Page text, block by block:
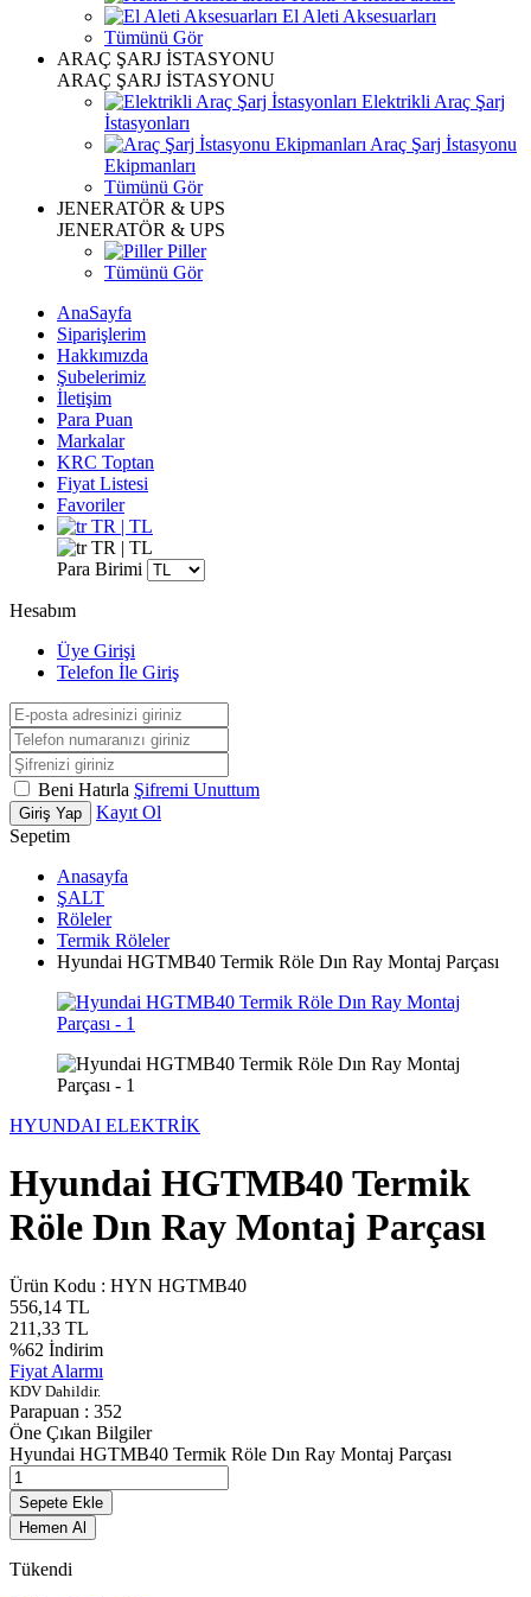
El Aleti Aksesuarları
Tümünü Gör
ARAÇ ŞARJ İSTASYONU
ARAÇ ŞARJ İSTASYONU
Elektrikli Araç Şarj
İstasyonları
Araç Şarj İstasyonu
Ekipmanları
Tümünü Gör
JENERATÖR & UPS
JENERATÖR & UPS
Piller
Tümünü Gör
AnaSayfa
Siparişlerim
Hakkımızda
Şubelerimiz
İletişim
Para Puan
Markalar
KRC Toptan
Fiyat Listesi
Favoriler
TR | TL
TR | TL
Para Birimi
Hesabım
Üye Girişi
Telefon İle Giriş
Beni Hatırla Şifremi Unuttum
Giriş Yap
Kayıt Ol
Sepetim
Anasayfa
ŞALT
Röleler
Termik Röleler
Hyundai HGTMB40 Termik Röle Dın Ray Montaj Parçası
HYUNDAI ELEKTRİK
Hyundai HGTMB40 Termik
Röle Dın Ray Montaj Parçası
Ürün Kodu : HYN HGTMB40
556,14 TL
211,33 TL
%62 İndirim
Fiyat Alarmı
KDV Dahildir.
Parapuan : 352
Öne Çıkan Bilgiler
Hyundai HGTMB40 Termik Röle Dın Ray Montaj Parçası
Sepete Ekle
Hemen Al
Tükendi